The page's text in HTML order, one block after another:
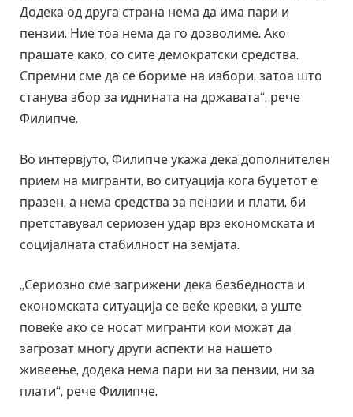
Додека од друга страна нема да има пари и
пензии. Ние тоа нема да го дозволиме. Ако
прашате како, со сите демократски средства.
Спремни сме да се бориме на избори, затоа што
станува збор за иднината на државата“, рече
Филипче.
Во интервјуто, Филипче укажа дека дополнителен
прием на мигранти, во ситуација кога буџетот е
празен, а нема средства за пензии и плати, би
претставувал сериозен удар врз економската и
социјалната стабилност на земјата.
„Сериозно сме загрижени дека безбедноста и
економската ситуација се веќе кревки, а уште
повеќе ако се носат мигранти кои можат да
загрозат многу други аспекти на нашето
живеење, додека нема пари ни за пензии, ни за
плати“, рече Филипче.